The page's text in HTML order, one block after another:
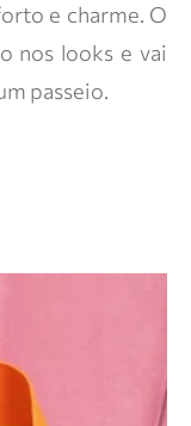
e charme. O
nos looks e vai
passeio.